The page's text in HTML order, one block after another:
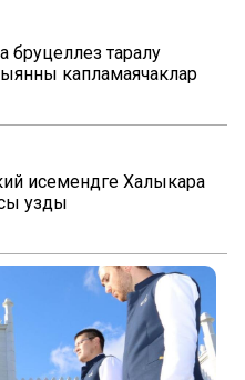
бруцеллез таралу
капламаячаклар
исемендәге Халыкара
узды